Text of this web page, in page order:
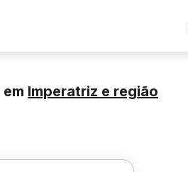
em Imperatriz e região